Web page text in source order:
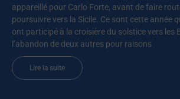
appareillé pour Carlo Forte, avant de faire
poursuivre vers la Sicile. Ce sont cette année
ont participé à la croisière du solstice vers les
l’abandon de deux autres pour raisons
Lire la suite